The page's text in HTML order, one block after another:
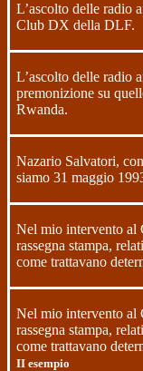
L’ascolto delle radio
Club DX della DLF.
L’ascolto delle radio
premonizione su
Rwanda.
Nazario Salvatori,
siamo31 maggio
Nel mio intervento al
rassegna stampa,
come trattavano
Nel mio intervento al
rassegna stampa,
come trattavano
II esempio